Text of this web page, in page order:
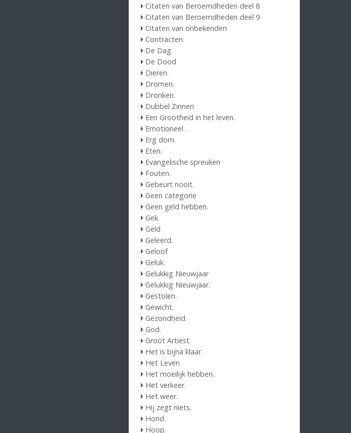
Citaten van Beroemdheden deel 8
Citaten van Beroemdheden deel 9
Citaten van onbekenden
Contracten.
De Dag.
De Dood
Dieren.
Dromen.
Dronken.
Dubbel Zinnen
Een Grootheid in het leven.
Emotioneel .
Erg dom.
Eten.
Evangelische spreuken
Fouten.
Gebeurt nooit.
Geen categorie
Geen geld hebben.
Gek.
Geld
Geleerd.
Geloof
Geluk.
Gelukkig Nieuwjaar
Gelukkig Nieuwjaar.
Gestolen.
Gewicht.
Gezondheid
God.
Groot Artiest.
Het is bijna klaar.
Het Leven
Het moeilijk hebben.
Het verkeer.
Het weer.
Hij zegt niets.
Hond.
Hoop.